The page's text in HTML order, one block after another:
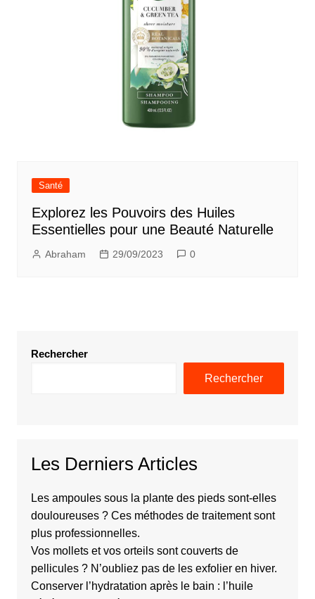
Santé
Explorez les Pouvoirs des Huiles
Essentielles pour une Beauté Naturelle
Abraham 29/09/2023 0
Rechercher
Rechercher
Les Derniers Articles
Les ampoules sous la plante des pieds sont-elles
douloureuses ? Ces méthodes de traitement sont
plus professionnelles.
Vos mollets et vos orteils sont couverts de
pellicules ? N’oubliez pas de les exfolier en hiver.
Conserver l’hydratation après le bain : l’huile